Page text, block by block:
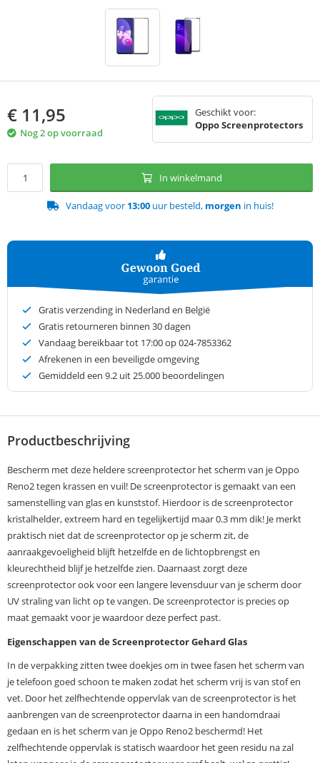
€ 11,95
Nog 2 op voorraad
Geschikt voor:
Oppo Screenprotectors
In winkelmand
Vandaag voor 13:00uur besteld, morgen in huis!
Gratis verzending in Nederland en België
Gratis retourneren binnen 30 dagen
Vandaag bereikbaar tot 17:00 op 024-7853362
Afrekenen in een beveiligde omgeving
Gemiddeld een 9.2 uit 25.000 beoordelingen
Productbeschrijving
Bescherm met deze heldere screenprotector het scherm van je Oppo
Reno2 tegen krassen en vuil! De screenprotector is gemaakt van een
samenstelling van glas en kunststof. Hierdoor is de screenprotector
kristalhelder, extreem hard en tegelijkertijd maar 0.3 mm dik! Je merkt
praktisch niet dat de screenprotector op je scherm zit, de
aanraakgevoeligheid blijft hetzelfde en de lichtopbrengst en
kleurechtheid blijf je hetzelfde zien. Daarnaast zorgt deze
screenprotector ook voor een langere levensduur van je scherm door
UV straling van licht op te vangen. De screenprotector is precies op
maat gemaakt voor je waardoor deze perfect past.
Eigenschappen van de Screenprotector Gehard Glas
In de verpakking zitten twee doekjes om in twee fasen het scherm van
je telefoon goed schoon te maken zodat het scherm vrij is van stof en
vet. Door het zelfhechtende oppervlak van de screenprotector is het
aanbrengen van de screenprotector daarna in een handomdraai
gedaan en is het scherm van je Oppo Reno2 beschermd! Het
zelfhechtende oppervlak is statisch waardoor het geen residu na zal